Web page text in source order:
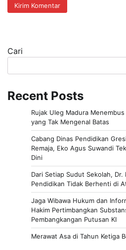
Cari
Recent Posts
Rujak Uleg Madura
yang Tak Mengenal Batas
Cabang Dinas Pendidikan
Remaja, Eko Agus Suwandi
Dini
Dari Setiap Sudut Sekolah,
Pendidikan Tidak Berhenti di
Jaga Wibawa Hukum dan
Hakim Pertimbangkan
Pembangkangan Putusan KI
Merawat Asa di Tahun Ketiga